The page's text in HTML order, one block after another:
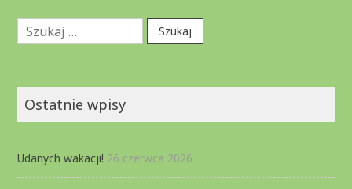
Szukaj:
Ostatnie wpisy
Udanych wakacji! 26 czerwca 2026